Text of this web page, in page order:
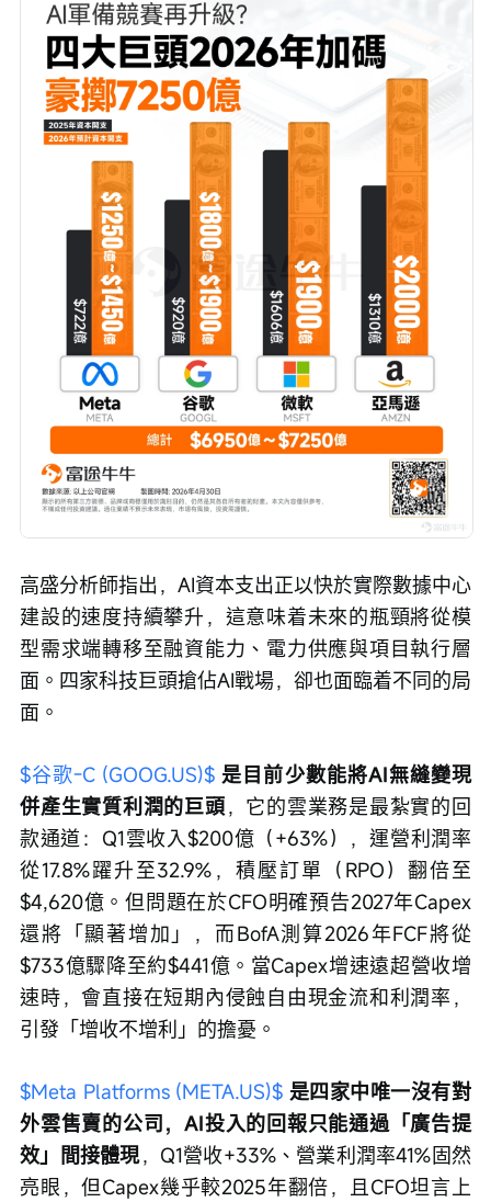
高盛分析師指出，AI資本支出正以快於實際數據中心
建設的速度持續攀升，這意味着未來的瓶頸將從模
型需求端轉移至融資能力、電力供應與項目執行層
面。四家科技巨頭搶佔AI戰場，卻也面臨着不同的局
面。
$谷歌-C (GOOG.US)$ 是目前少數能將AI無縫變現
併產生實質利潤的巨頭，它的雲業務是最紮實的回
款通道：Q1雲收入$200億（+63%），運營利潤率
從17.8%躍升至32.9%，積壓訂單（RPO）翻倍至
$4,620億。但問題在於CFO明確預告2027年Capex
還將「顯著增加」，而BofA測算2026年FCF將從
$733億驟降至約$441億。當Capex增速遠超營收增
速時，會直接在短期內侵蝕自由現金流和利潤率，
引發「增收不增利」的擔憂。
$Meta Platforms (META.US)$ 是四家中唯一沒有對
外雲售賣的公司，AI投入的回報只能通過「廣告提
效」間接體現，Q1營收+33%、營業利潤率41%固然
亮眼，但Capex幾乎較2025年翻倍，且CFO坦言上